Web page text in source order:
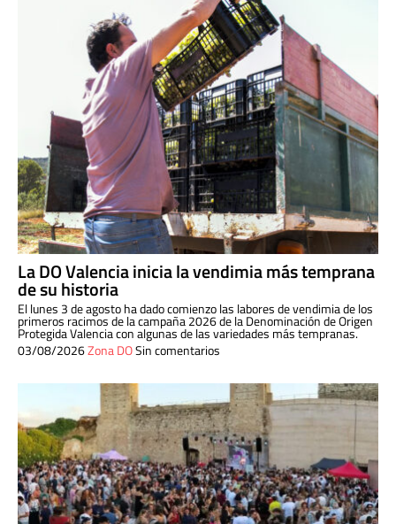
La DO Valencia inicia la vendimia más temprana
de su historia
El lunes 3 de agosto ha dado comienzo las labores de vendimia de los
primeros racimos de la campaña 2026 de la Denominación de Origen
Protegida Valencia con algunas de las variedades más tempranas.
03/08/2026Zona DOSin comentarios